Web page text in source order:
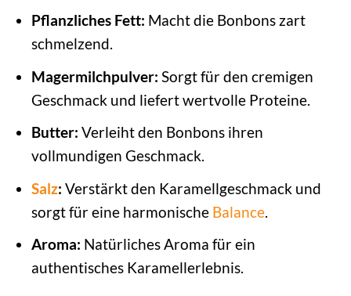
Pflanzliches Fett: Macht die Bonbons zart
schmelzend.
Magermilchpulver: Sorgt für den cremigen
Geschmack und liefert wertvolle Proteine.
Butter: Verleiht den Bonbons ihren
vollmundigen Geschmack.
Salz: Verstärkt den Karamellgeschmack und
sorgt für eine harmonische Balance.
Aroma: Natürliches Aroma für ein
authentisches Karamellerlebnis.